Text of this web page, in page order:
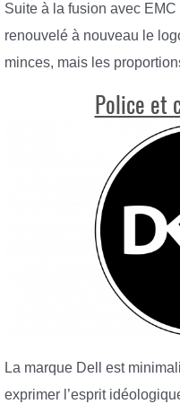
Suite à la fusion avec
renouvelé à nouveau le
minces, mais les
Police et
La marque Dell est
exprimer l’esprit